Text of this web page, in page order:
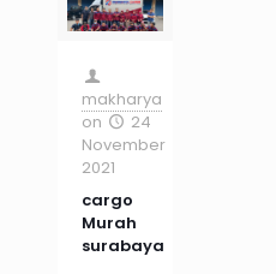
makharya
on
24
November
2021
cargo
Murah
surabaya